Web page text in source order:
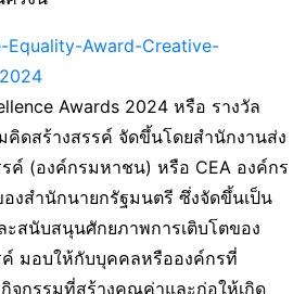
Awards 2024 หรือ รางวัล
คิดสร้างสรรค์ จัดขึ้นโดยสำนักงานส่ง
รค์ (องค์กรมหาชน) หรือ CEA องค์กร
งสำนักนายกรัฐมนตรี ซึ่งจัดขึ้นเป็น
ะสนับสนุนศักยภาพการเติบโตของ
ค์ มอบให้กับบุคคลหรือองค์กรที่
จกรรมที่สร้างคุณค่าและก่อให้เกิด